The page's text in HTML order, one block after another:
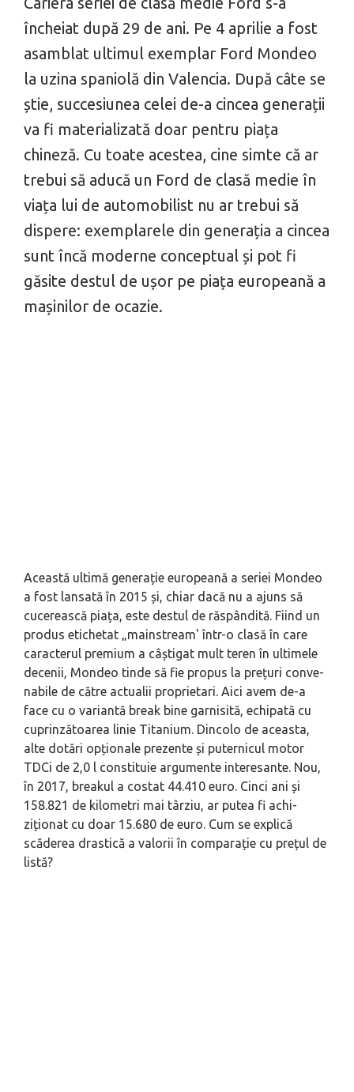
încheiat după 29 de ani. Pe 4 aprilie a fost
asamblat ultimul exemplar Ford Mondeo
la uzina spaniolă din Valencia. După câte se
știe, succesiunea celei de-a cincea generații
va fi materializată doar pentru piața
chineză. Cu toate acestea, cine simte că ar
trebui să aducă un Ford de clasă medie în
viața lui de automobilist nu ar trebui să
dispere: exemplarele din generația a cincea
sunt încă moderne conceptual și pot fi
găsite destul de ușor pe piața europeană a
mașinilor de ocazie.
Această ultimă generație europeană a seriei Mondeo
a fost lansată în 2015 și, chiar dacă nu a ajuns să
cucerească piața, este destul de răspândită. Fiind un
produs etichetat „mainstream' într-o clasă în care
caracterul premium a câștigat mult teren în ultimele
decenii, Mondeo tinde să fie propus la prețuri conve-
nabile de către actualii proprietari. Aici avem de-a
face cu o variantă break bine garnisită, echipată cu
cuprinzătoarea linie Titanium. Dincolo de aceasta,
alte dotări opționale prezente și puternicul motor
TDCi de 2,0 l constituie argumente interesante. Nou,
în 2017, breakul a costat 44.410 euro. Cinci ani și
158.821 de kilometri mai târziu, ar putea fi achi-
ziționat cu doar 15.680 de euro. Cum se explică
scăderea drastică a valorii în comparație cu prețul de
listă?